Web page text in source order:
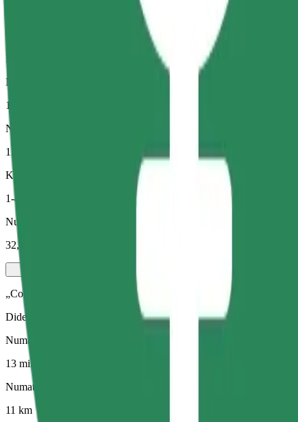
Patikimos kelionės įprastais vidutinio dydžio automobiliais
Numatoma kelionės trukmė
13 min.
Numatomas atstumas
11 km
Keleiviai
1-4
Numatoma kaina
32,90 RON
„Comfort“
Didesni automobiliai, kuriuose daugiau erdvės kojoms ir lagaminams
Numatoma kelionės trukmė
13 min.
Numatomas atstumas
11 km